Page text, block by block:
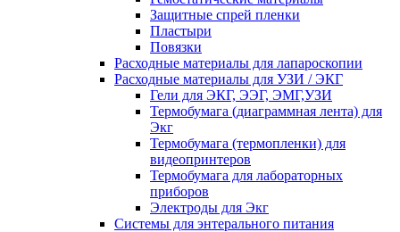
Защитные спрей пленки
Пластыри
Повязки
Расходные материалы для лапароскопии
Расходные материалы для УЗИ / ЭКГ
Гели для ЭКГ, ЭЭГ, ЭМГ,УЗИ
Термобумага (диаграммная лента) для
Экг
Термобумага (термопленки) для
видеопринтеров
Термобумага для лабораторных
приборов
Электроды для Экг
Системы для энтерального питания